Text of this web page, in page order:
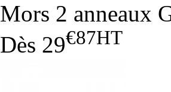
Mors 2 anneaux
Dès 29€87HT